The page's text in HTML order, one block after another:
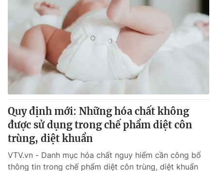
VTV Sức khoẻ Bất động sản
Thị trường 24h Tấm lòng Việt
VTV4 Vươn mình bằng AI
VTV9 VTV8
Liên hệ tòa soạn English
Quy định mới: Những hóa chất không
được sử dụng trong chế phẩm diệt côn
trùng, diệt khuẩn
VTV.vn - Danh mục hóa chất nguy hiểm cần công bố
thông tin trong chế phẩm diệt côn trùng, diệt khuẩn